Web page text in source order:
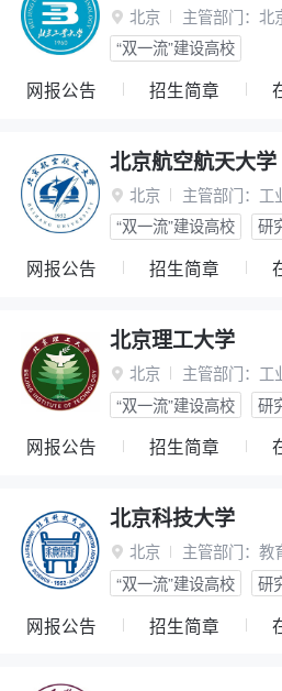
 北京 主管部门： 北
“双一流”建设高校
网报公告 招生简章
北京航空航天大学
 北京 主管部门： 工
“双一流”建设高校
研
网报公告 招生简章
北京理工大学
 北京 主管部门： 工
“双一流”建设高校
研
网报公告 招生简章
北京科技大学
 北京 主管部门： 教
“双一流”建设高校
研
网报公告 招生简章